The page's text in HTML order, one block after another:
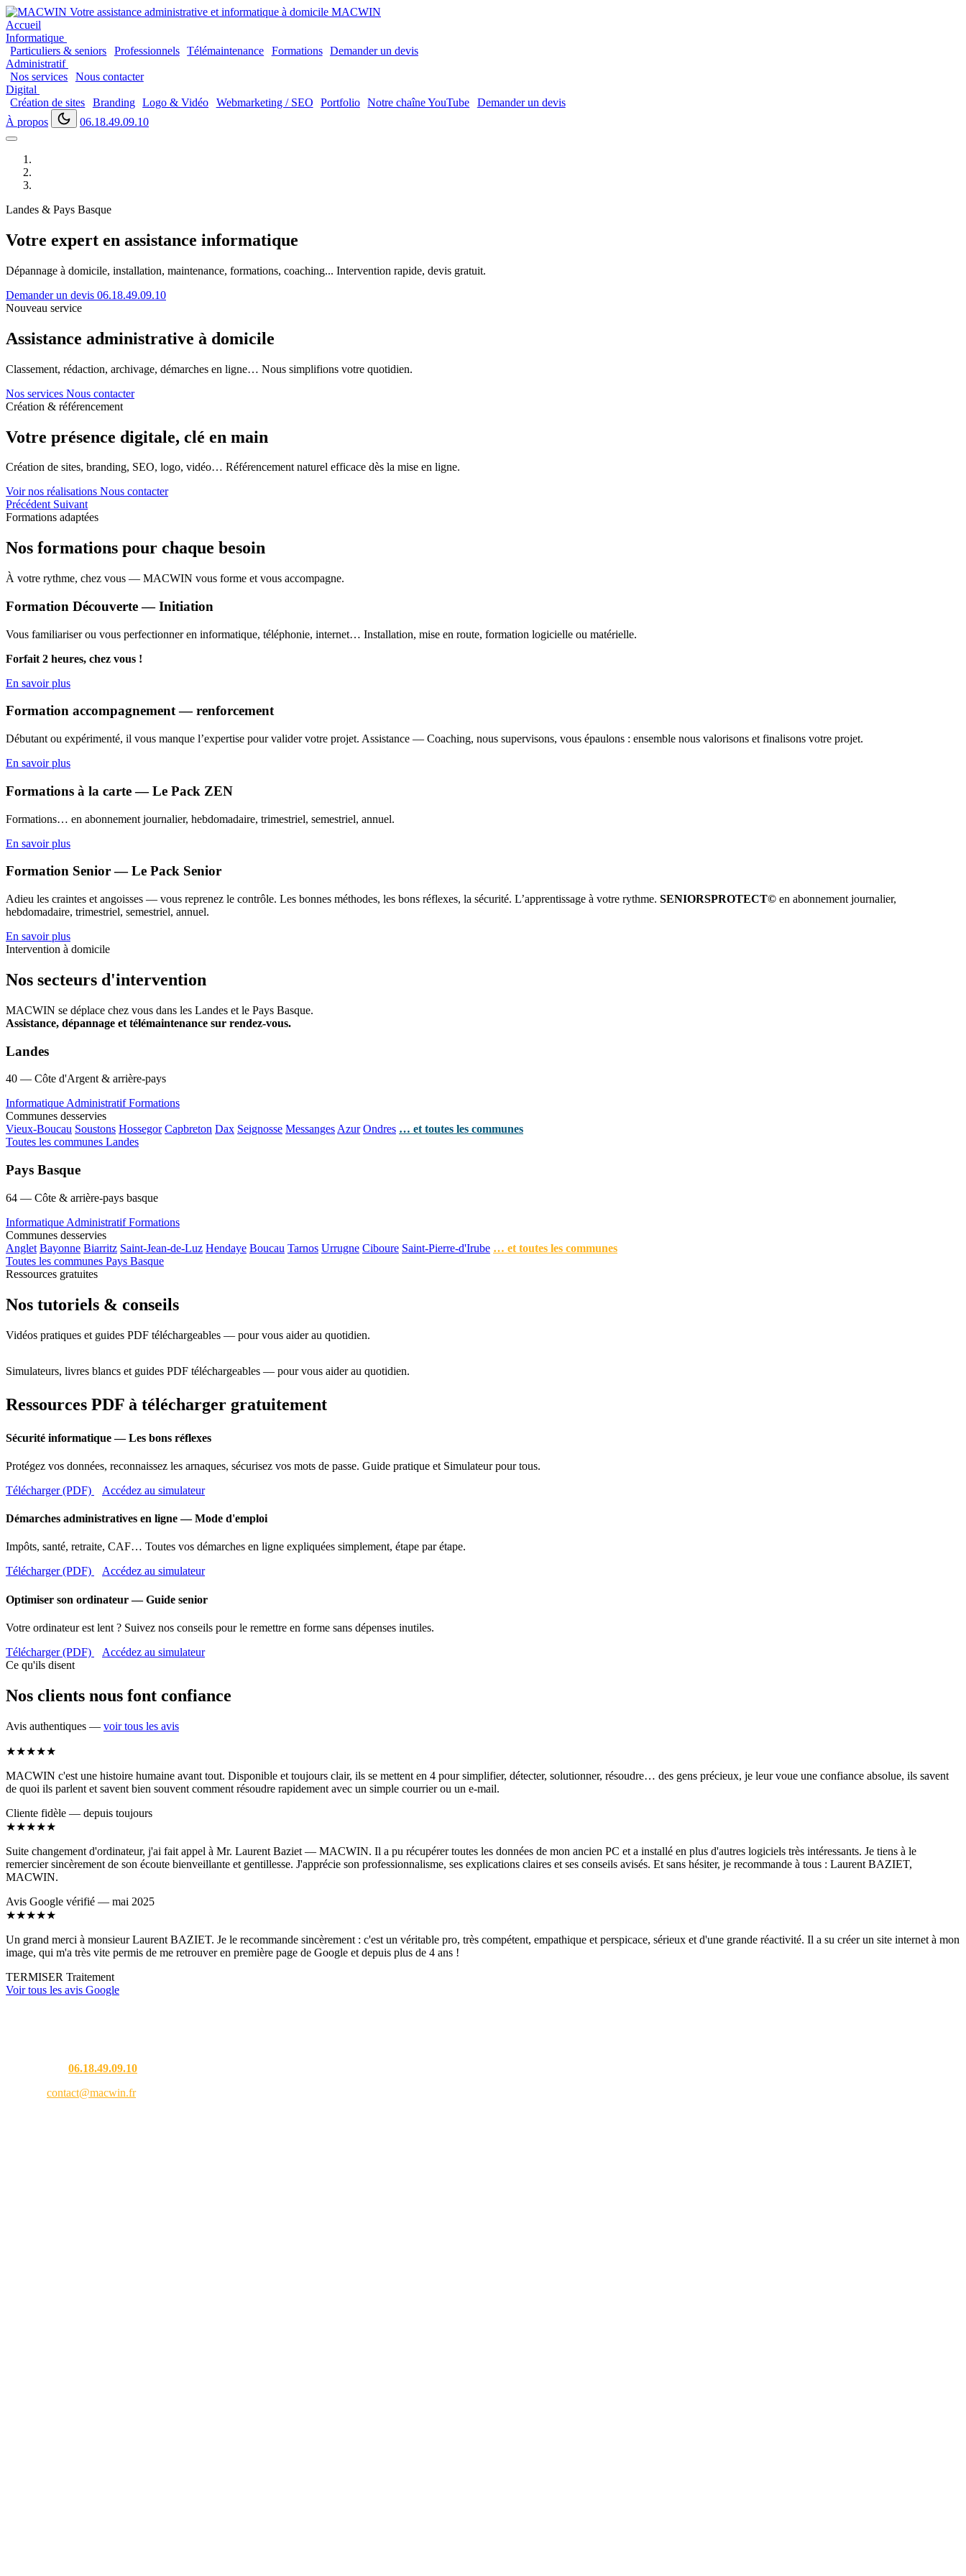
MACWIN
Accueil
Informatique
Particuliers & seniors
Professionnels Télémaintenance Formations
Demander un devis
Administratif
Nos services
Nous contacter
Digital
Création de sites
Branding Logo & Vidéo Webmarketing / SEO Portfolio Notre chaîne YouTube
Demander un devis
À propos
06.18.49.09.10
Landes & Pays Basque
Votre expert en assistance informatique
Dépannage à domicile, installation, maintenance, formations, coaching... Intervention rapide, devis gratuit.
Demander un devis 06.18.49.09.10
Nouveau service
Assistance administrative à domicile
Classement, rédaction, archivage, démarches en ligne… Nous simplifions votre quotidien.
Nos services Nous contacter
Création & référencement
Votre présence digitale, clé en main
Création de sites, branding, SEO, logo, vidéo… Référencement naturel efficace dès la mise en ligne.
Voir nos réalisations Nous contacter
Précédent Suivant
Formations adaptées
Nos formations pour chaque besoin
À votre rythme, chez vous — MACWIN vous forme et vous accompagne.
Formation Découverte — Initiation
Vous familiariser ou vous perfectionner en informatique, téléphonie, internet… Installation, mise en route, formation logicielle ou matérielle.
Forfait 2 heures, chez vous !
En savoir plus
Formation accompagnement — renforcement
Débutant ou expérimenté, il vous manque l’expertise pour valider votre projet. Assistance — Coaching, nous supervisons, vous épaulons : ensemble nous valorisons et finalisons votre projet.
En savoir plus
Formations à la carte — Le Pack ZEN
Formations… en abonnement journalier, hebdomadaire, trimestriel, semestriel, annuel.
En savoir plus
Formation Senior — Le Pack Senior
Adieu les craintes et angoisses — vous reprenez le contrôle. Les bonnes méthodes, les bons réflexes, la sécurité. L’apprentissage à votre rythme. SENIORSPROTECT© en abonnement journalier,
hebdomadaire, trimestriel, semestriel, annuel.
En savoir plus
Intervention à domicile
Nos secteurs d'intervention
MACWIN se déplace chez vous dans les Landes et le Pays Basque.
Assistance, dépannage et télémaintenance sur rendez-vous.
Landes
40 — Côte d'Argent & arrière-pays
Informatique AdministratifFormations
Communes desservies
Vieux-Boucau Soustons Hossegor Capbreton Dax Seignosse Messanges Azur Ondres … et toutes les communes
Toutes les communes Landes
Pays Basque
64 — Côte & arrière-pays basque
Informatique AdministratifFormations
Communes desservies
Anglet Bayonne Biarritz Saint-Jean-de-Luz Hendaye Boucau Tarnos Urrugne Ciboure Saint-Pierre-d'Irube … et toutes les communes
Toutes les communes Pays Basque
Ressources gratuites
Nos tutoriels & conseils
Vidéos pratiques et guides PDF téléchargeables — pour vous aider au quotidien.
Simulateurs, livres blancs et guides PDF téléchargeables — pour vous aider au quotidien.
Ressources PDF à télécharger gratuitement
Sécurité informatique — Les bons réflexes
Protégez vos données, reconnaissez les arnaques, sécurisez vos mots de passe. Guide pratique et Simulateur pour tous.
Télécharger (PDF)
Accédez au simulateur
Démarches administratives en ligne — Mode d'emploi
Impôts, santé, retraite, CAF… Toutes vos démarches en ligne expliquées simplement, étape par étape.
Télécharger (PDF)
Accédez au simulateur
Optimiser son ordinateur — Guide senior
Votre ordinateur est lent ? Suivez nos conseils pour le remettre en forme sans dépenses inutiles.
Télécharger (PDF)
Accédez au simulateur
Ce qu'ils disent
Nos clients nous font confiance
Avis authentiques — voir tous les avis
★★★★★
MACWIN c'est une histoire humaine avant tout. Disponible et toujours clair, ils se mettent en 4 pour simplifier, détecter, solutionner, résoudre… des gens précieux, je leur voue une confiance absolue, ils savent
de quoi ils parlent et savent bien souvent comment résoudre rapidement avec un simple courrier ou un e-mail.
Cliente fidèle — depuis toujours
★★★★★
Suite changement d'ordinateur, j'ai fait appel à Mr. Laurent Baziet — MACWIN. Il a pu récupérer toutes les données de mon ancien PC et a installé en plus d'autres logiciels très intéressants. Je tiens à le
remercier sincèrement de son écoute bienveillante et gentillesse. J'apprécie son professionnalisme, ses explications claires et ses conseils avisés. Et sans hésiter, je recommande à tous : Laurent BAZIET,
MACWIN.
Avis Google vérifié — mai 2025
★★★★★
Un grand merci à monsieur Laurent BAZIET. Je le recommande sincèrement : c'est un véritable pro, très compétent, empathique et perspicace, sérieux et d'une grande réactivité. Il a su créer un site internet à mon
image, qui m'a très vite permis de me retrouver en première page de Google et depuis plus de 4 ans !
TERMISER Traitement
Voir tous les avis Google
06.18.49.09.10
contact@macwin.fr